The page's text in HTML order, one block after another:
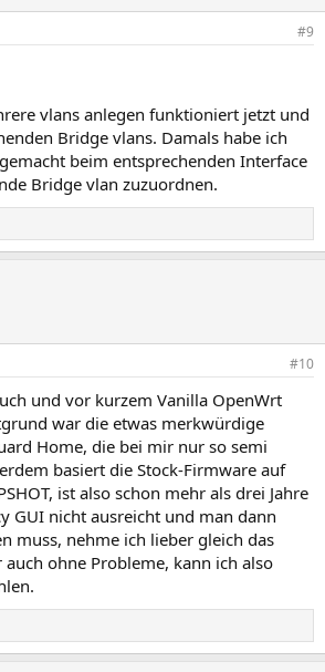
802.1r aka FastRoaming für schnellen
HandOver in Luci je SSID anschalten.
Geräte mögen die WPA3-SEA
nicht (bei uns mit Samsung und
Problem, nur mit anderen Herstellern)
sind erfreulich hoch.
Beamforming nur durch Editieren einer
über die Shell anschalten
bei GF Anschluß schafft "nur" noch
dank Hardware Beschleunigung
sind 800 von 1024MB frei
kann easy geflashed werden:
toh/gl.inet/gl-mt6000
viele Stellschrauben... aber ich
mit der aktuellen Firmware nicht
die Aufgaben übernehmen, die vorher
wurden, mit Ausnahme des Gast-
#9
vlans anlegen funktioniert jetzt und
Bridge vlans. Damals habe ich
beim entsprechenden Interface
Bridge vlan zuzuordnen.
#10
und vor kurzem Vanilla OpenWrt
war die etwas merkwürdige
Home, die bei mir nur so semi
basiert die Stock-Firmware auf
ist also schon mehr als drei Jahre
GUI nicht ausreicht und man dann
muss, nehme ich lieber gleich das
ohne Probleme, kann ich also